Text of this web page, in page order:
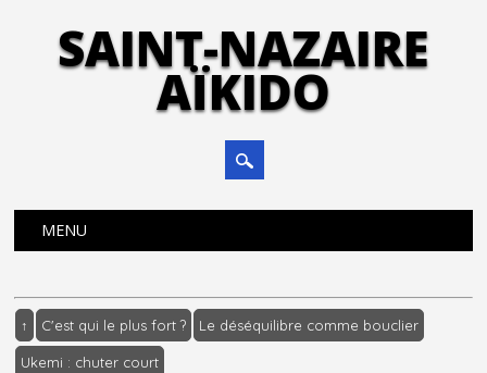
SAINT-NAZAIRE
AÏKIDO
Main menu
Skip
to
MENU
↑ C'est qui le plus fort ? Le déséquilibre comme bouclier
Ukemi : chuter court